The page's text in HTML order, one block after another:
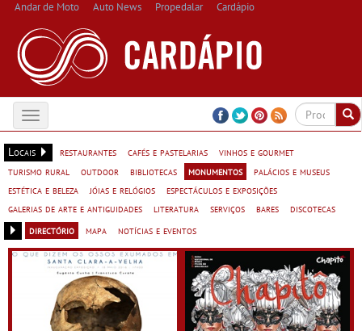
Andar de Moto Auto News Propedalar Cardápio
Toggle
navigation
Locais
restaurantes cafés e pastelarias
vinhos e gourmet
turismo rural
outdoor bibliotecas monumentos
palácios e museus
estética e beleza
jóias e relógios
espectáculos e exposições
galerias de arte e antiguidades
literatura serviços bares
discotecas
directório
mapa notícias e eventos